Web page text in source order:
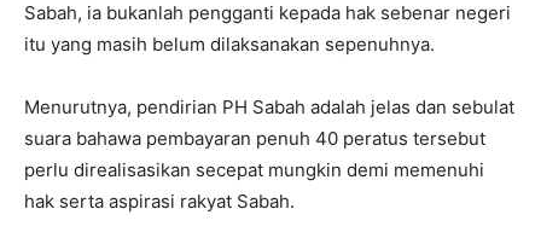
Sabah, ia bukanlah pengganti kepada hak sebenar negeri
itu yang masih belum dilaksanakan sepenuhnya.
Menurutnya, pendirian PH Sabah adalah jelas dan sebulat
suara bahawa pembayaran penuh 40 peratus tersebut
perlu direalisasikan secepat mungkin demi memenuhi
hak serta aspirasi rakyat Sabah.